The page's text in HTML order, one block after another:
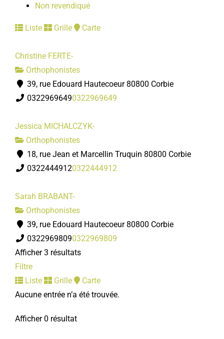
Non revendiqué
Liste Grille Carte
Christine FERTE-
Orthophonistes
39, rue Edouard Hautecoeur 80800 Corbie
03229696490322969649
Jessica MICHALCZYK-
Orthophonistes
18, rue Jean et Marcellin Truquin 80800 Corbie
03224449120322444912
Sarah BRABANT-
Orthophonistes
39, rue Edouard Hautecoeur 80800 Corbie
03229698090322969809
Afficher 3 résultats
Filtre
Liste
Grille
Carte
Aucune entrée n’a été trouvée.
Afficher 0 résultat